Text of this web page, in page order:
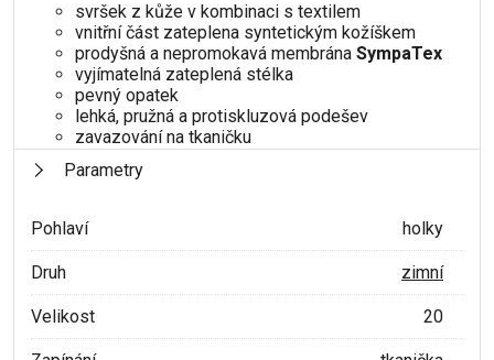
svršek z kůže v kombinaci s textilem
vnitřní část zateplena syntetickým kožíškem
prodyšná a nepromokavá membrána SympaTex
vyjímatelná zateplená stélka
pevný opatek
lehká, pružná a protiskluzová podešev
zavazování na tkaničku
Parametry
Pohlaví holky
Druh zimní
Velikost 20